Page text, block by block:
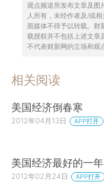
观点频道所发布文章及图
人所有，未经作者及/或
面媒体不得予以转载。财
载授权并不包括上述文章
不代表财新网的立场和观
相关阅读
美国经济倒春寒
2012年04月13日 APP打开
美国经济最好的一年
2012年02月24日 APP打开